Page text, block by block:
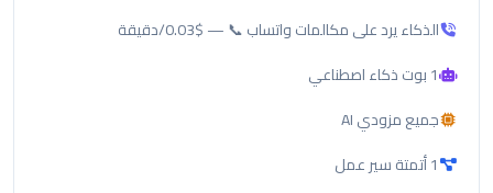
الذكاء يرد على مكالمات واتساب 📞 — $0.03/دقيقة
1 بوت ذكاء اصطناعي
جميع مزودي AI
1 أتمتة سير عمل